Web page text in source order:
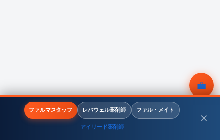
ファルマスタッフ レバウェル薬剤師 ファル・メイト
アイリード薬剤師
✕
💼